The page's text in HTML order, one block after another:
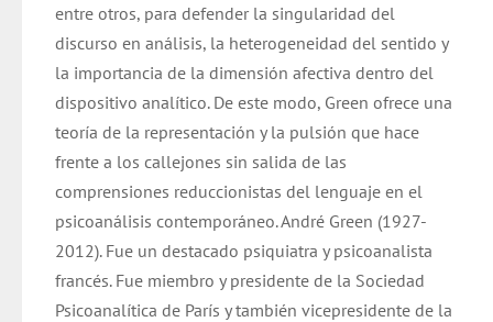
entre otros, para defender la singularidad del
discurso en análisis, la heterogeneidad del sentido y
la importancia de la dimensión afectiva dentro del
dispositivo analítico. De este modo, Green ofrece una
teoría de la representación y la pulsión que hace
frente a los callejones sin salida de las
comprensiones reduccionistas del lenguaje en el
psicoanálisis contemporáneo. André Green (1927-
2012). Fue un destacado psiquiatra y psicoanalista
francés. Fue miembro y presidente de la Sociedad
Psicoanalítica de París y también vicepresidente de la